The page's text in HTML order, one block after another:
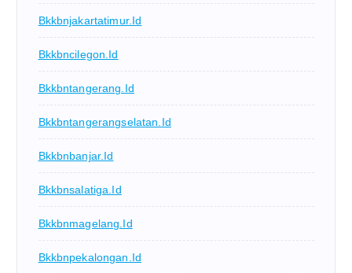
Bkkbnjakartatimur.id
Bkkbncilegon.id
Bkkbntangerang.id
Bkkbntangerangselatan.id
Bkkbnbanjar.id
Bkkbnsalatiga.id
Bkkbnmagelang.id
Bkkbnpekalongan.id